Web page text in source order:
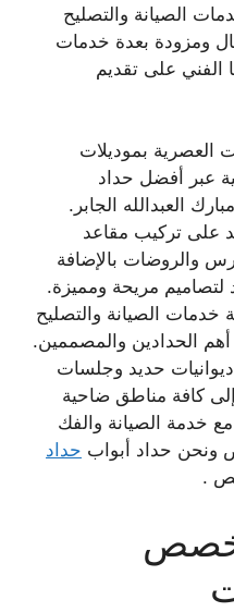
الصيانة والتصليح
ومزودة بعدة خدمات
الفني على تقديم
العصرية بموديلات
عبر أفضل حداد
العبدالله الجابر.
على تركيب مقاعد
والروضات بالإضافة
مريحة ومميزة.
خدمات الصيانة والتصليح
أهم الحدادين والمصممين.
حديد وجلسات
كافة مناطق ضاحية
مع خدمة الصيانة والفك
ونحن حداد أبواب حداد
.